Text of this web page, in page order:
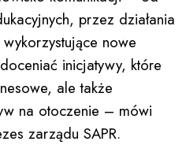
przez działania
nowe
inicjatywy, które
ale także
na otoczenie – mówi
zarządu SAPR.